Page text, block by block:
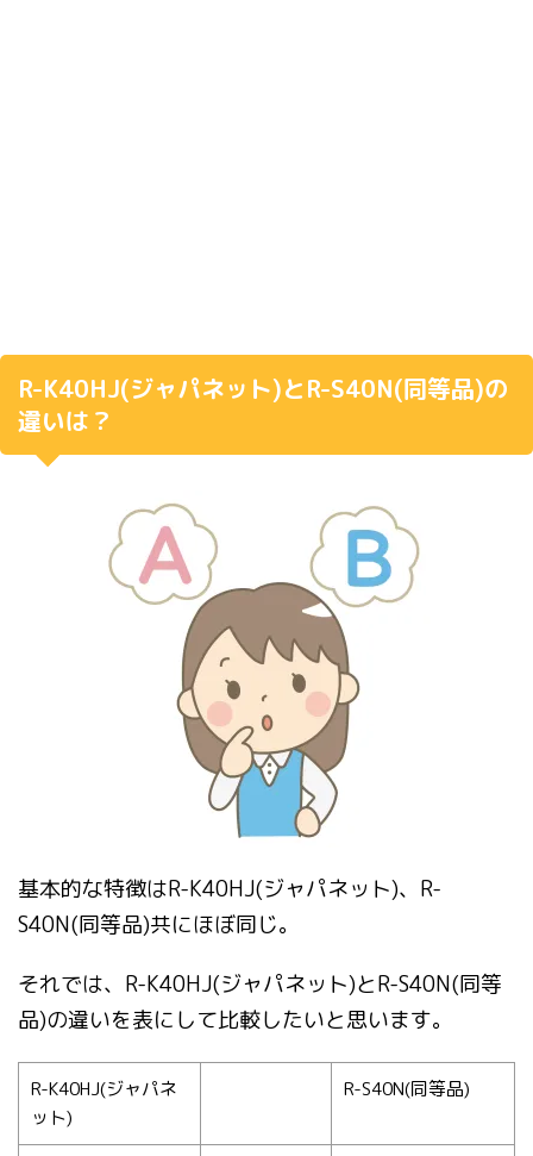
R-K40HJ(ジャパネット)とR-S40N(同等品)の
違いは？
基本的な特徴はR-K40HJ(ジャパネット)、R-
S40N(同等品)共にほぼ同じ。
それでは、R-K40HJ(ジャパネット)とR-S40N(同等
品)の違いを表にして比較したいと思います。
R-K40HJ(ジャパネ
ット)
R-S40N(同等品)